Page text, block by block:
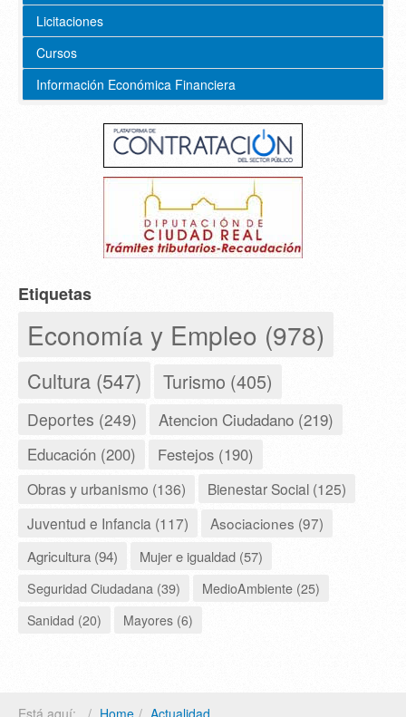
Licitaciones
Cursos
Información Económica Financiera
Etiquetas
Economía y Empleo (978)
Cultura (547) Turismo (405)
Deportes (249) Atencion Ciudadano (219)
Educación (200) Festejos (190)
Obras y urbanismo (136)
Bienestar Social (125)
Juventud e Infancia (117)
Asociaciones (97)
Agricultura (94)
Mujer e igualdad (57)
Seguridad Ciudadana (39)
MedioAmbiente (25)
Sanidad (20)
Mayores (6)
Está aquí: Home Actualidad